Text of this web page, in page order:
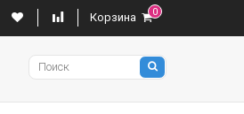
Корзина
Корзина 0